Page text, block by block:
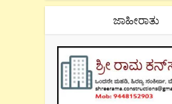
ಜಾಹೀರಾತು